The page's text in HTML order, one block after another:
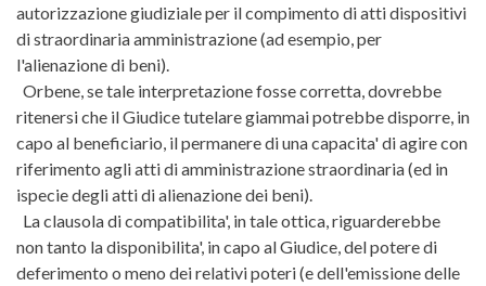
autorizzazione giudiziale per il compimento di atti dispositivi
di straordinaria amministrazione (ad esempio, per
l'alienazione di beni).
Orbene, se tale interpretazione fosse corretta, dovrebbe
ritenersi che il Giudice tutelare giammai potrebbe disporre, in
capo al beneficiario, il permanere di una capacita' di agire con
riferimento agli atti di amministrazione straordinaria (ed in
ispecie degli atti di alienazione dei beni).
La clausola di compatibilita', in tale ottica, riguarderebbe
non tanto la disponibilita', in capo al Giudice, del potere di
deferimento o meno dei relativi poteri (e dell'emissione delle